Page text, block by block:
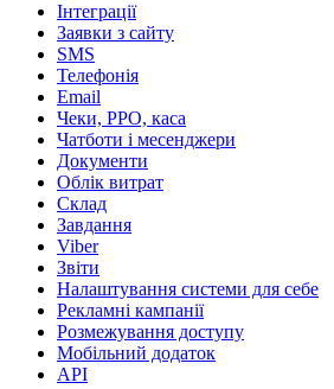
Інтеграції
Заявки з сайту
SMS
Телефонія
Email
Чеки, РРО, каса
Чатботи і месенджери
Документи
Облік витрат
Склад
Завдання
Viber
Звіти
Налаштування системи для себе
Рекламні кампанії
Розмежування доступу
Мобільний додаток
API